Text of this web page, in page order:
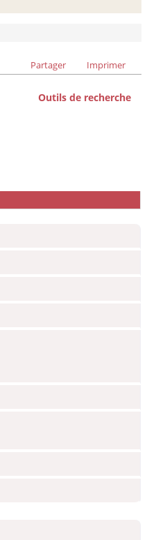
Partager Imprimer
Outils de recherche